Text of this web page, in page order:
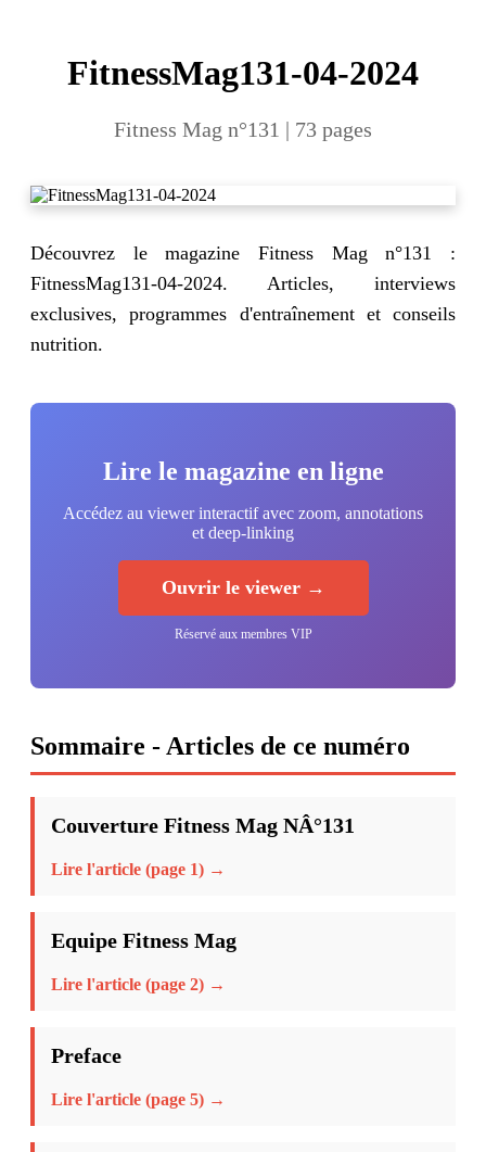
FitnessMag131-04-2024
Fitness Mag n°131 | 73 pages
Découvrez le magazine Fitness Mag n°131 :
FitnessMag131-04-2024. Articles, interviews
exclusives, programmes d'entraînement et conseils
nutrition.
Lire le magazine en ligne
Accédez au viewer interactif avec zoom, annotations
et deep-linking
Ouvrir le viewer →
Réservé aux membres VIP
Sommaire - Articles de ce numéro
Couverture Fitness Mag NÂ°131
Lire l'article (page 1) →
Equipe Fitness Mag
Lire l'article (page 2) →
Preface
Lire l'article (page 5) →